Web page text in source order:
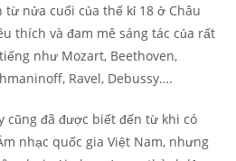
nửa cuối của thế kỉ 18 ở Châu
thích và đam mê sáng tác của rất
như Mozart, Beethoven,
Ravel, Debussy….
cũng đã được biết đến từ khi có
nhạc quốc gia Việt Nam, nhưng